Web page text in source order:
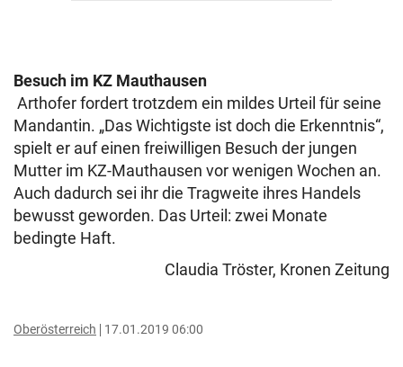
Besuch im KZ Mauthausen
Arthofer fordert trotzdem ein mildes Urteil für seine
Mandantin. „Das Wichtigste ist doch die Erkenntnis“,
spielt er auf einen freiwilligen Besuch der jungen
Mutter im KZ-Mauthausen vor wenigen Wochen an.
Auch dadurch sei ihr die Tragweite ihres Handels
bewusst geworden. Das Urteil: zwei Monate
bedingte Haft.
Claudia Tröster, Kronen Zeitung
Oberösterreich 17.01.2019 06:00